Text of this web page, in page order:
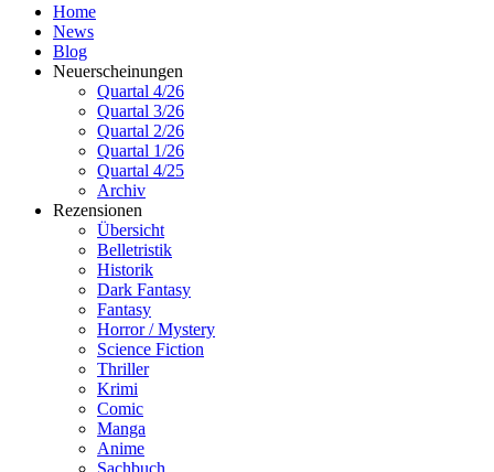
Home
News
Blog
Neuerscheinungen
Quartal 4/26
Quartal 3/26
Quartal 2/26
Quartal 1/26
Quartal 4/25
Archiv
Rezensionen
Übersicht
Belletristik
Historik
Dark Fantasy
Fantasy
Horror / Mystery
Science Fiction
Thriller
Krimi
Comic
Manga
Anime
Sachbuch